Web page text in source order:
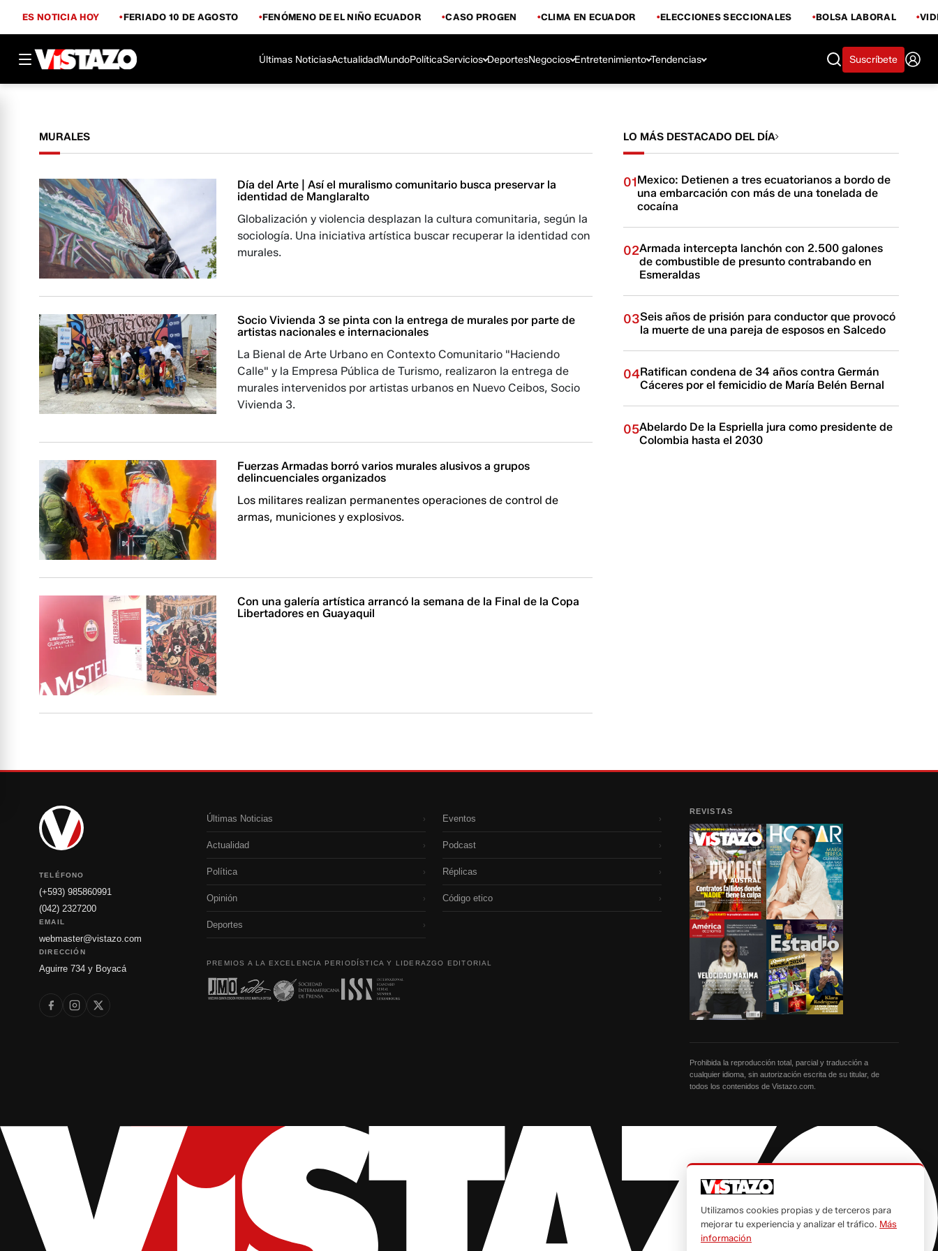
ES NOTICIA HOY FERIADO 10 DE AGOSTO FENÓMENO DE EL NIÑO ECUADOR CASO PROGEN CLIMA EN ECUADOR ELECCIONES SECCIONALES BOLSA LABORAL
Últimas NoticiasActualidadMundoPolíticaServicios DeportesNegocios Entretenimiento Tendencias Suscríbete
MURALES
Día del Arte | Así el muralismo comunitario busca preservar la
identidad de Manglaralto
Globalización y violencia desplazan la cultura comunitaria, según la
sociología. Una iniciativa artística buscar recuperar la identidad con
murales.
Socio Vivienda 3 se pinta con la entrega de murales por parte de
artistas nacionales e internacionales
La Bienal de Arte Urbano en Contexto Comunitario "Haciendo
Calle" y la Empresa Pública de Turismo, realizaron la entrega de
murales intervenidos por artistas urbanos en Nuevo Ceibos, Socio
Vivienda 3.
Fuerzas Armadas borró varios murales alusivos a grupos
delincuenciales organizados
Los militares realizan permanentes operaciones de control de
armas, municiones y explosivos.
Con una galería artística arrancó la semana de la Final de la Copa
Libertadores en Guayaquil
LO MÁS DESTACADO DEL DÍA
01Mexico: Detienen a tres ecuatorianos a bordo de
una embarcación con más de una tonelada de
cocaína
02Armada intercepta lanchón con 2.500 galones
de combustible de presunto contrabando en
Esmeraldas
03Seis años de prisión para conductor que provocó
la muerte de una pareja de esposos en Salcedo
04Ratifican condena de 34 años contra Germán
Cáceres por el femicidio de María Belén Bernal
05Abelardo De la Espriella jura como presidente de
Colombia hasta el 2030
TELÉFONO
(+593) 985860991
(042) 2327200
EMAIL
webmaster@vistazo.com
DIRECCIÓN
Aguirre 734 y Boyacá
Últimas Noticias ›
Actualidad ›
Política ›
Opinión ›
Deportes ›
Eventos ›
Podcast ›
Réplicas ›
Código etico ›
PREMIOS A LA EXCELENCIA PERIODÍSTICA Y LIDERAZGO EDITORIAL
REVISTAS
Prohibida la reproducción total, parcial y traducción a
cualquier idioma, sin autorización escrita de su titular, de
todos los contenidos de Vistazo.com.
Utilizamos cookies propias y de terceros para
mejorar tu experiencia y analizar el tráfico. Más
información